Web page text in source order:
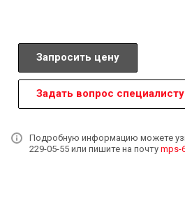
Запросить цену
Задать вопрос специалисту
Подробную информацию можете
229-05-55 или пишите на почту mps-